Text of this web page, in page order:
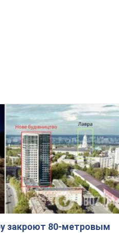
закроют 80-метровым